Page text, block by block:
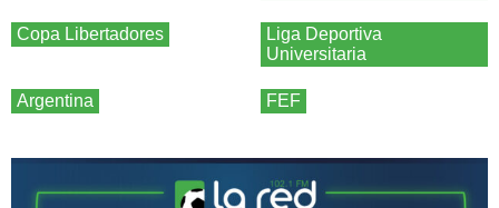
Copa Libertadores
Liga Deportiva
Universitaria
Argentina FEF